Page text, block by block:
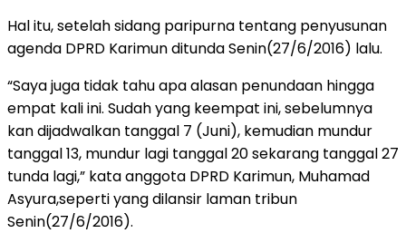
Hal itu, setelah sidang paripurna tentang penyusunan
agenda DPRD Karimun ditunda Senin(27/6/2016) lalu.
“Saya juga tidak tahu apa alasan penundaan hingga
empat kali ini. Sudah yang keempat ini, sebelumnya
kan dijadwalkan tanggal 7 (Juni), kemudian mundur
tanggal 13, mundur lagi tanggal 20 sekarang tanggal 27
tunda lagi,” kata anggota DPRD Karimun, Muhamad
Asyura,seperti yang dilansir laman tribun
Senin(27/6/2016).